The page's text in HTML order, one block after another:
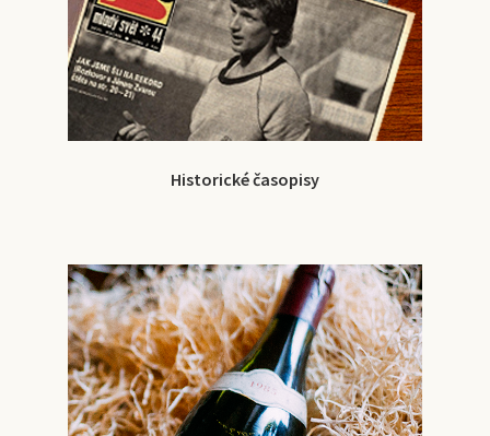
Historické časopisy